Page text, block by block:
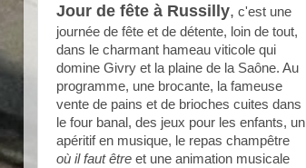
Jour de fête à Russilly, c'est une
journée de fête et de détente, loin de tout,
dans le charmant hameau viticole qui
domine Givry et la plaine de la Saône. Au
programme, une brocante, la fameuse
vente de pains et de brioches cuites dans
le four banal, des jeux pour les enfants, un
apéritif en musique, le repas champêtre
où il faut être et une animation musicale